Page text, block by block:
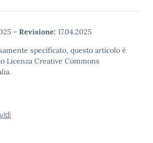
- Revisione: 17.04.2025
specificato, questo articolo è
Licenza Creative Commons